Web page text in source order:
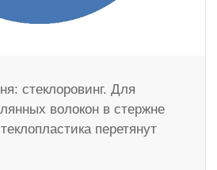
стеклоровинг. Для
волокон в стержне
перетянут